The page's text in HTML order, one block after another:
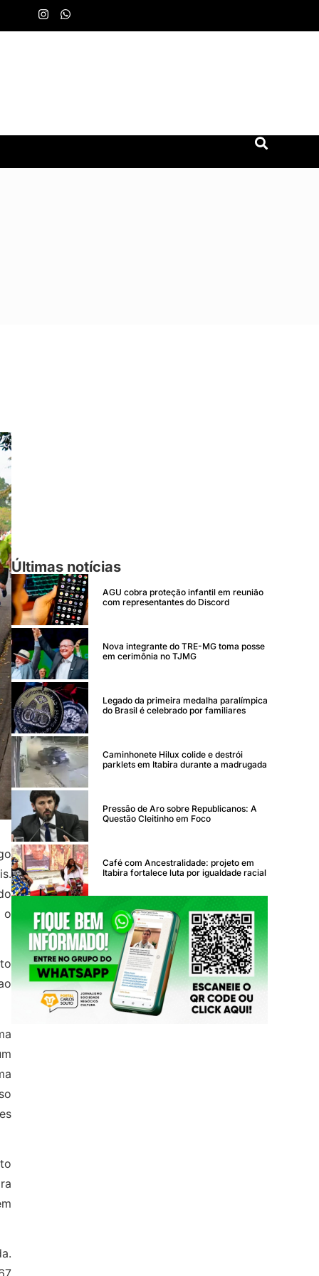
o
Últimas notícias
AGU cobra proteção infantil em reunião
com representantes do Discord
Nova integrante do TRE-MG toma posse
em cerimônia no TJMG
Legado da primeira medalha paralímpica
do Brasil é celebrado por familiares
Caminhonete Hilux colide e destrói
parklets em Itabira durante a madrugada
Pressão de Aro sobre Republicanos: A
Questão Cleitinho em Foco
Café com Ancestralidade: projeto em
Itabira fortalece luta por igualdade racial